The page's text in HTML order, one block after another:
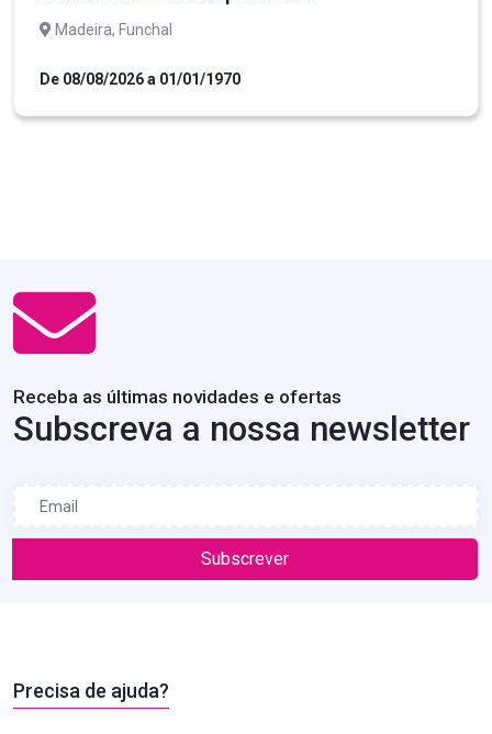
Madeira, Funchal
De 08/08/2026 a 01/01/1970
Receba as últimas novidades e ofertas
Subscreva a nossa newsletter
Subscrever
Precisa de ajuda?